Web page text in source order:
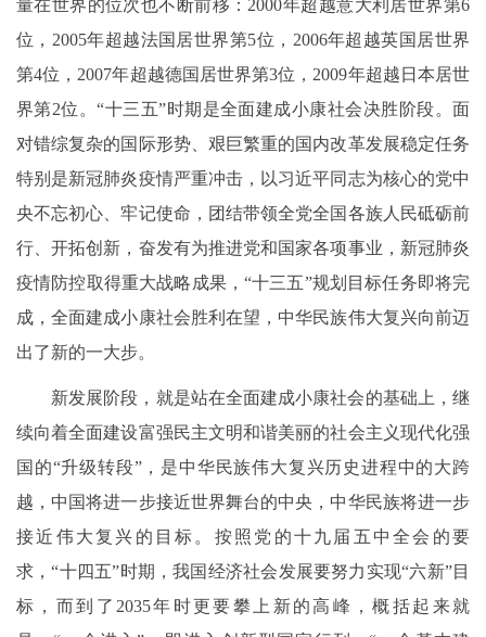
量在世界的位次也不断前移：2000年超越意大利居世界第6
位，2005年超越法国居世界第5位，2006年超越英国居世界
第4位，2007年超越德国居世界第3位，2009年超越日本居世
界第2位。“十三五”时期是全面建成小康社会决胜阶段。面
对错综复杂的国际形势、艰巨繁重的国内改革发展稳定任务
特别是新冠肺炎疫情严重冲击，以习近平同志为核心的党中
央不忘初心、牢记使命，团结带领全党全国各族人民砥砺前
行、开拓创新，奋发有为推进党和国家各项事业，新冠肺炎
疫情防控取得重大战略成果，“十三五”规划目标任务即将完
成，全面建成小康社会胜利在望，中华民族伟大复兴向前迈
出了新的一大步。
新发展阶段，就是站在全面建成小康社会的基础上，继
续向着全面建设富强民主文明和谐美丽的社会主义现代化强
国的“升级转段”，是中华民族伟大复兴历史进程中的大跨
越，中国将进一步接近世界舞台的中央，中华民族将进一步
接近伟大复兴的目标。按照党的十九届五中全会的要
求，“十四五”时期，我国经济社会发展要努力实现“六新”目
标，而到了2035年时更要攀上新的高峰，概括起来就